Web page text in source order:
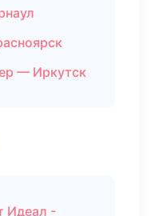
— Иркутск
Идеал -